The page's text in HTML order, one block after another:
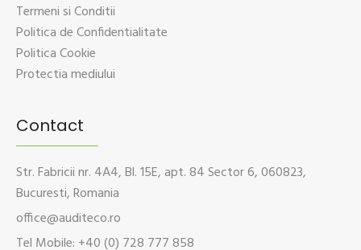
Termeni si Conditii
Politica de Confidentialitate
Politica Cookie
Protectia mediului
Contact
Str. Fabricii nr. 4A4, Bl. 15E, apt. 84 Sector 6, 060823,
Bucuresti, Romania
office@auditeco.ro
Tel Mobile: +40 (0) 728 777 858